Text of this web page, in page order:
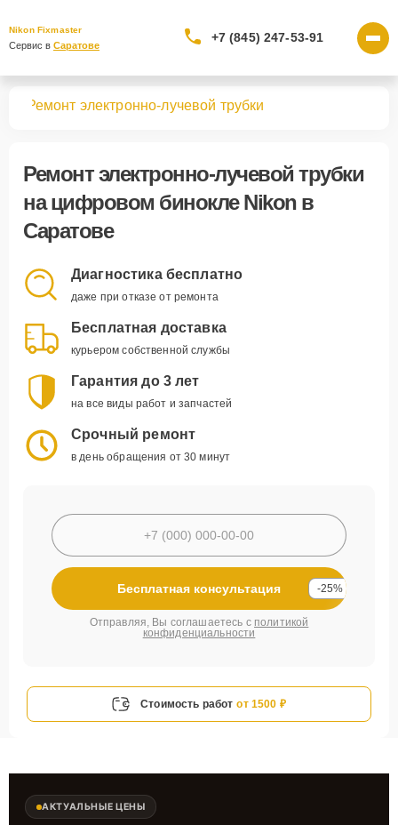
Nikon Fixmaster
Сервис в Саратове
+7 (845) 247-53-91
Ремонт электронно-лучевой трубки
Ремонт электронно-лучевой трубки
на цифровом бинокле Nikon в
Саратове
Диагностика бесплатно
даже при отказе от ремонта
Бесплатная доставка
курьером собственной службы
Гарантия до 3 лет
на все виды работ и запчастей
Срочный ремонт
в день обращения от 30 минут
Бесплатная консультация -25%
Отправляя, Вы соглашаетесь с политикой
конфиденциальности
Стоимость работ от 1500 ₽
АКТУАЛЬНЫЕ ЦЕНЫ